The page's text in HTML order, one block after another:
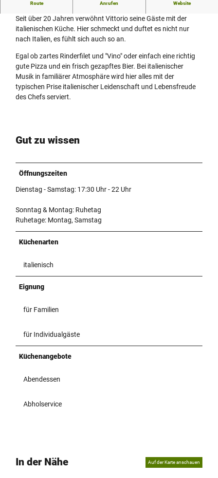
Route Anrufen Website
Seit über 20 Jahren verwöhnt Vittorio seine Gäste mit der
italienischen Küche. Hier schmeckt und duftet es nicht nur
nach Italien, es fühlt sich auch so an.
Egal ob zartes Rinderfilet und "Vino" oder einfach eine richtig
gute Pizza und ein frisch gezapftes Bier. Bei italienischer
Musik in familiärer Atmosphäre wird hier alles mit der
typischen Prise italienischer Leidenschaft und Lebensfreude
des Chefs serviert.
Gut zu wissen
Öffnungszeiten
Dienstag - Samstag: 17:30 Uhr - 22 Uhr
Sonntag & Montag: Ruhetag
Ruhetage: Montag, Samstag
Küchenarten
italienisch
Eignung
für Familien
für Individualgäste
Küchenangebote
Abendessen
Abholservice
In der Nähe Auf der Karte anschauen